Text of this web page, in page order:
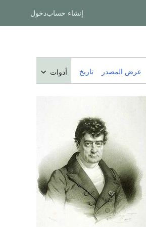
إنشاء حسابدخول
عرض المصدر تاريخ أدوات